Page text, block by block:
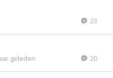
23
geleden 20